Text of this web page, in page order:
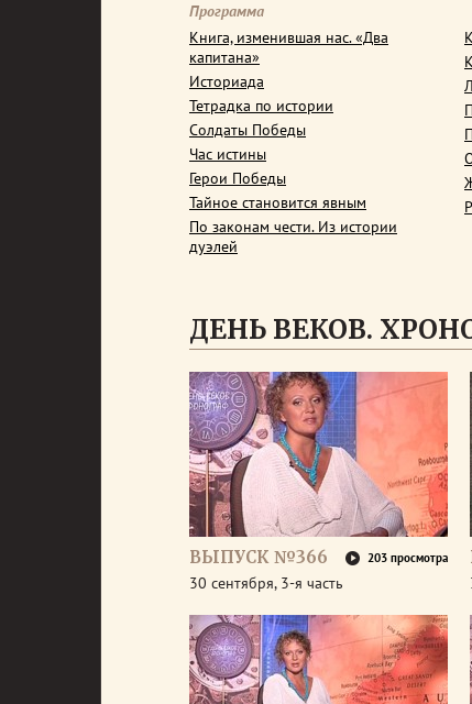
Программа
Книга, изменившая нас. «Два
капитана»
Историада
Тетрадка по истории
Солдаты Победы
Час истины
Герои Победы
Тайное становится явным
По законам чести. Из истории
дуэлей
ДЕНЬ ВЕКОВ.
ВЫПУСК №366 203 просмотра
30 сентября, 3-я часть